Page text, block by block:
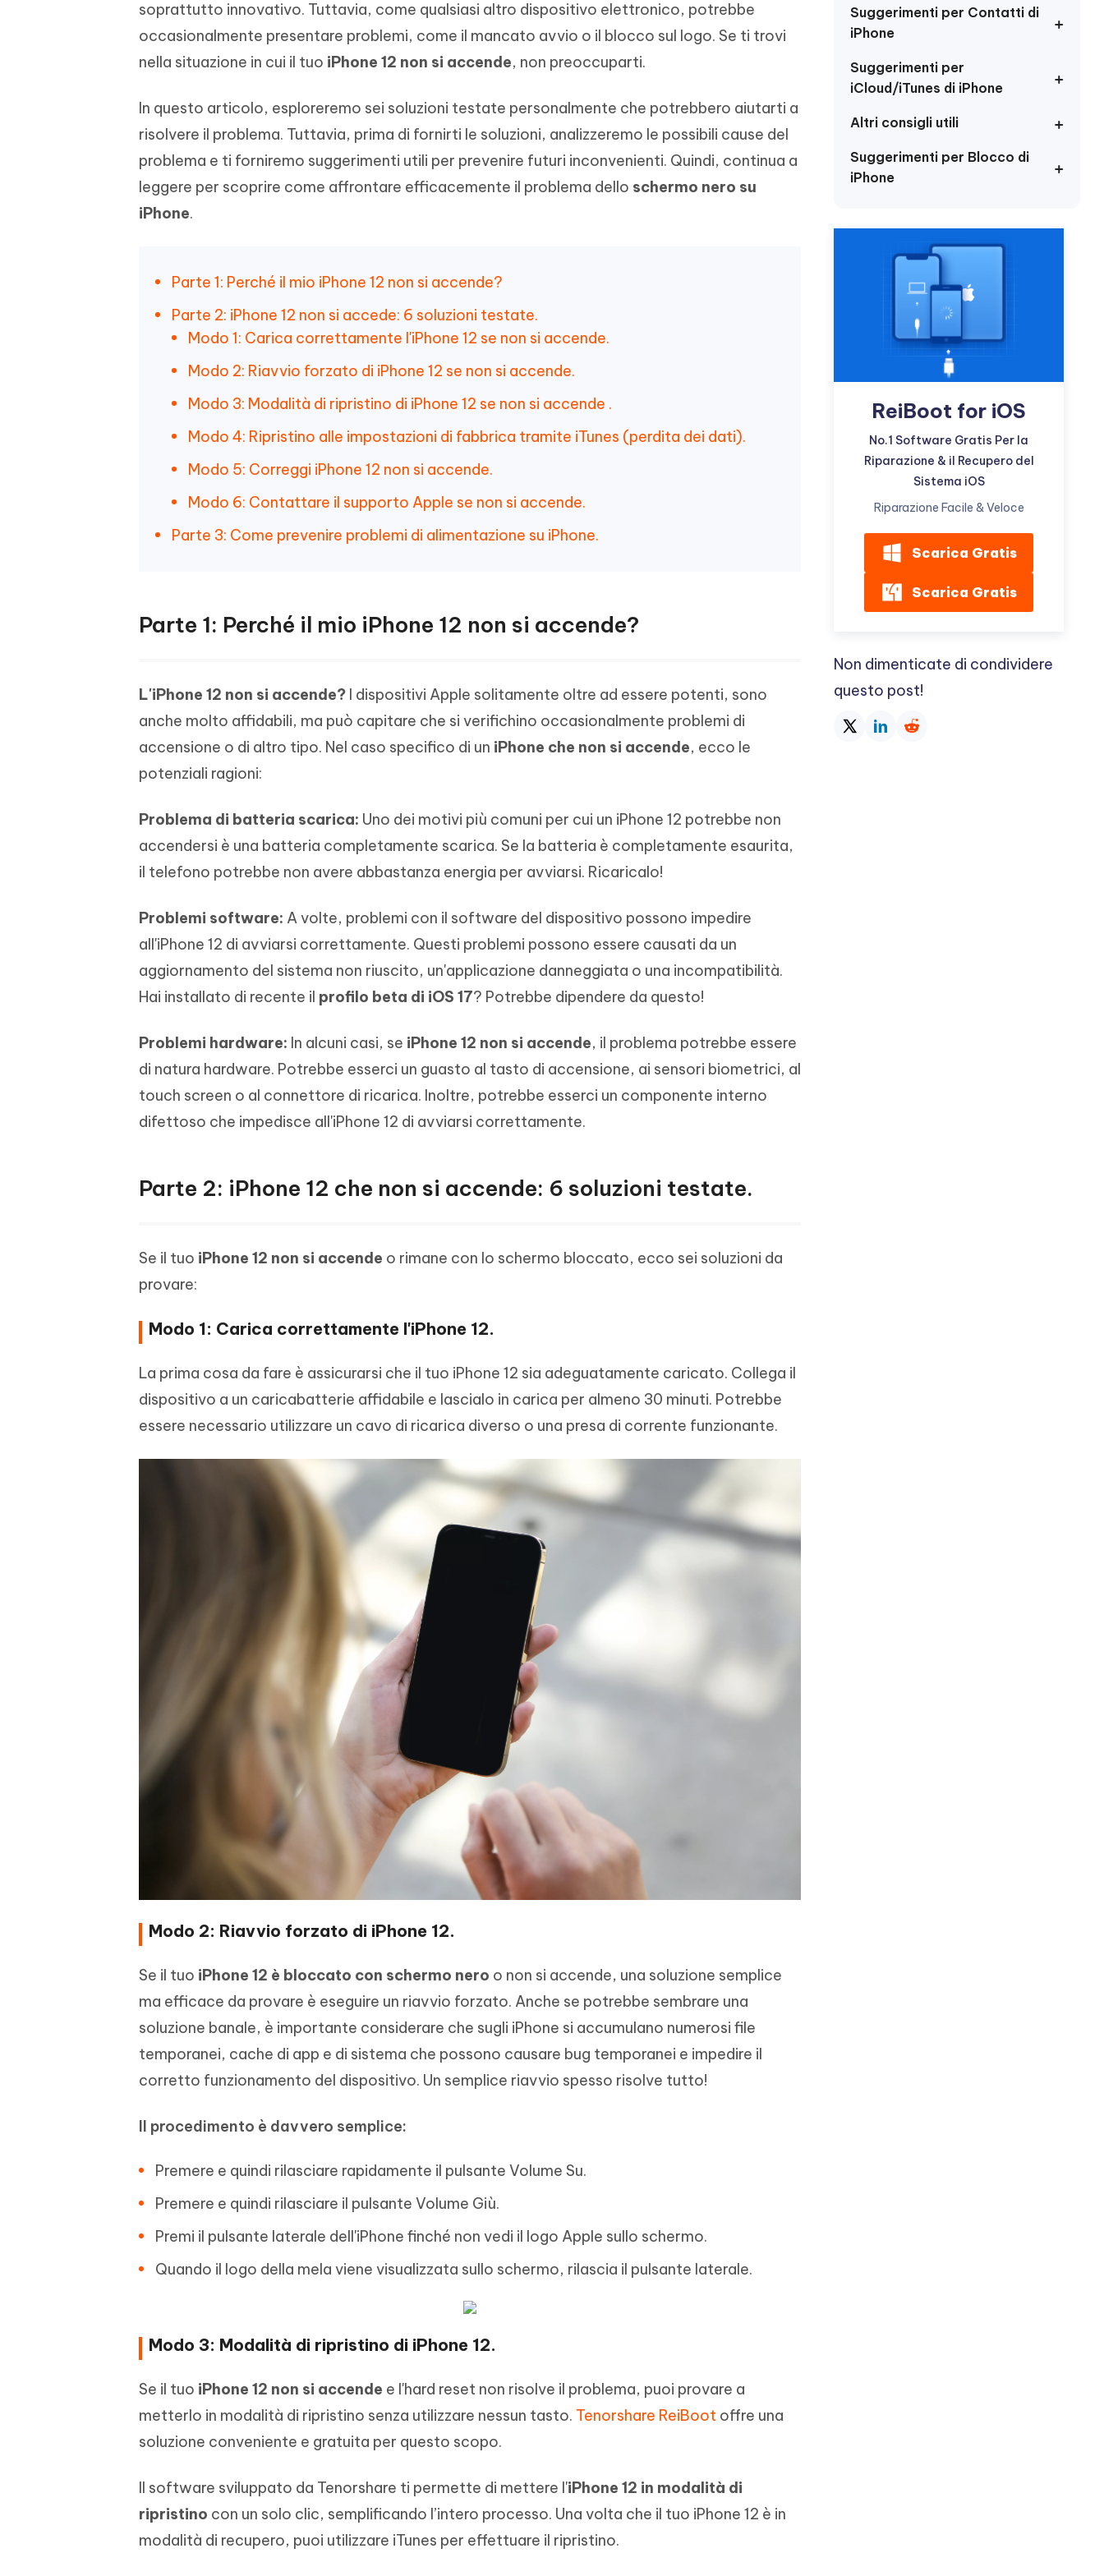
4DDiG - Windows Data Recovery
Recuperare i file cancellati in Windows
4DDiG - Mac Data Recovery
Recuperare i file eliminati su Mac
Altri Consigli Utili
iAnyGo- iOS APP iAnyGo - APP Android Fake GPS
PC
iCareFone Transfer APP
Android/iPhone
UltData for Android APP
Recuperare i dati Android senza PC
APP Cleanup Pro
Pulire l'iPhone con AI gratis
OCR & conversione PDF online gratis
Gratis
Strumento gratuito di fotoritocco con
Creare diapositive in pochi secondi con
Tenorshare AI Bypass
contenuti simili a quelli umani
Riassumitore di documenti PDF con AI
Scrivere in modo più intelligente, più
Vedere Ora
soprattutto innovativo. Tuttavia, come qualsiasi altro dispositivo elettronico, potrebbe
occasionalmente presentare problemi, come il mancato avvio o il blocco sul logo. Se ti trovi
nella situazione in cui il tuo iPhone 12 non si accende, non preoccuparti.
In questo articolo, esploreremo sei soluzioni testate personalmente che potrebbero aiutarti a
risolvere il problema. Tuttavia, prima di fornirti le soluzioni, analizzeremo le possibili cause del
problema e ti forniremo suggerimenti utili per prevenire futuri inconvenienti. Quindi, continua a
leggere per scoprire come affrontare efficacemente il problema dello schermo nero su
iPhone.
Parte 1: Perché il mio iPhone 12 non si accende?
Parte 2: iPhone 12 non si accede: 6 soluzioni testate.
Modo 1: Carica correttamente l'iPhone 12 se non si accende.
Modo 2: Riavvio forzato di iPhone 12 se non si accende.
Modo 3: Modalità di ripristino di iPhone 12 se non si accende .
Modo 4: Ripristino alle impostazioni di fabbrica tramite iTunes (perdita dei dati).
Modo 5: Correggi iPhone 12 non si accende.
Modo 6: Contattare il supporto Apple se non si accende.
Parte 3: Come prevenire problemi di alimentazione su iPhone.
Parte 1: Perché il mio iPhone 12 non si accende?
L'iPhone 12 non si accende? I dispositivi Apple solitamente oltre ad essere potenti, sono
anche molto affidabili, ma può capitare che si verifichino occasionalmente problemi di
accensione o di altro tipo. Nel caso specifico di un iPhone che non si accende, ecco le
potenziali ragioni:
Problema di batteria scarica: Uno dei motivi più comuni per cui un iPhone 12 potrebbe non
accendersi è una batteria completamente scarica. Se la batteria è completamente esaurita,
il telefono potrebbe non avere abbastanza energia per avviarsi. Ricaricalo!
Problemi software: A volte, problemi con il software del dispositivo possono impedire
all'iPhone 12 di avviarsi correttamente. Questi problemi possono essere causati da un
aggiornamento del sistema non riuscito, un'applicazione danneggiata o una incompatibilità.
Hai installato di recente il profilo beta di iOS 17? Potrebbe dipendere da questo!
Problemi hardware: In alcuni casi, se iPhone 12 non si accende, il problema potrebbe essere
di natura hardware. Potrebbe esserci un guasto al tasto di accensione, ai sensori biometrici, al
touch screen o al connettore di ricarica. Inoltre, potrebbe esserci un componente interno
difettoso che impedisce all'iPhone 12 di avviarsi correttamente.
Parte 2: iPhone 12 che non si accende: 6 soluzioni testate.
Se il tuo iPhone 12 non si accende o rimane con lo schermo bloccato, ecco sei soluzioni da
provare:
Modo 1: Carica correttamente l'iPhone 12.
La prima cosa da fare è assicurarsi che il tuo iPhone 12 sia adeguatamente caricato. Collega il
dispositivo a un caricabatterie affidabile e lascialo in carica per almeno 30 minuti. Potrebbe
essere necessario utilizzare un cavo di ricarica diverso o una presa di corrente funzionante.
Modo 2: Riavvio forzato di iPhone 12.
Se il tuo iPhone 12 è bloccato con schermo nero o non si accende, una soluzione semplice
ma efficace da provare è eseguire un riavvio forzato. Anche se potrebbe sembrare una
soluzione banale, è importante considerare che sugli iPhone si accumulano numerosi file
temporanei, cache di app e di sistema che possono causare bug temporanei e impedire il
corretto funzionamento del dispositivo. Un semplice riavvio spesso risolve tutto!
Il procedimento è davvero semplice:
Premere e quindi rilasciare rapidamente il pulsante Volume Su.
Premere e quindi rilasciare il pulsante Volume Giù.
Premi il pulsante laterale dell'iPhone finché non vedi il logo Apple sullo schermo.
Quando il logo della mela viene visualizzata sullo schermo, rilascia il pulsante laterale.
Modo 3: Modalità di ripristino di iPhone 12.
Se il tuo iPhone 12 non si accende e l'hard reset non risolve il problema, puoi provare a
metterlo in modalità di ripristino senza utilizzare nessun tasto. Tenorshare ReiBoot offre una
soluzione conveniente e gratuita per questo scopo.
Il software sviluppato da Tenorshare ti permette di mettere l'iPhone 12 in modalità di
ripristino con un solo clic, semplificando l’intero processo. Una volta che il tuo iPhone 12 è in
modalità di recupero, puoi utilizzare iTunes per effettuare il ripristino.
Suggerimenti per Contatti di
iPhone
Suggerimenti per
iCloud/iTunes di iPhone
Altri consigli utili
Suggerimenti per Blocco di
iPhone
ReiBoot for iOS
No.1 Software Gratis Per la
Riparazione & il Recupero del
Sistema iOS
Riparazione Facile & Veloce
Scarica Gratis
Scarica Gratis
Non dimenticate di condividere
questo post!